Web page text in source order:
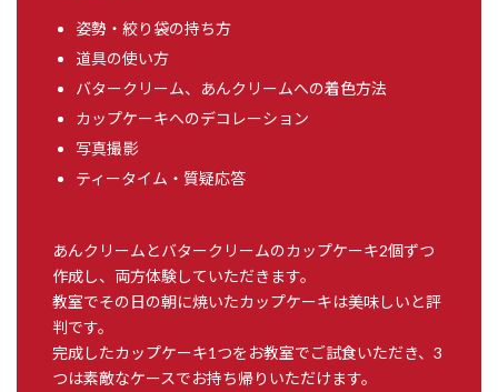
姿勢・絞り袋の持ち方
道具の使い方
バタークリーム、あんクリームへの着色方法
カップケーキへのデコレーション
写真撮影
​ティータイム・質疑応答
あんクリームとバタークリームのカップケーキ2個ずつ
作成し、両方体験していただきます。
教室でその日の朝に焼いたカップケーキは美味しいと評
判です。
完成したカップケーキ​1つをお教室でご試食いただき、3
つは素敵なケースでお持ち帰りいただけます。